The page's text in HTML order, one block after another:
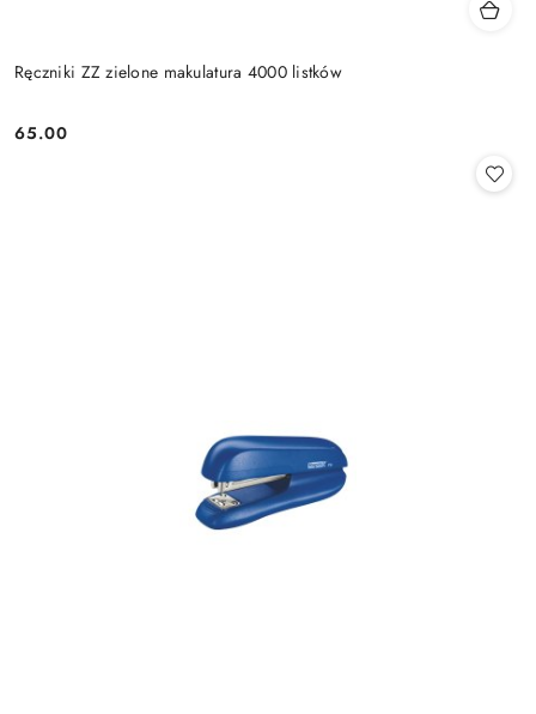
Ręczniki ZZ zielone makulatura 4000 listków
Cena:
65.00